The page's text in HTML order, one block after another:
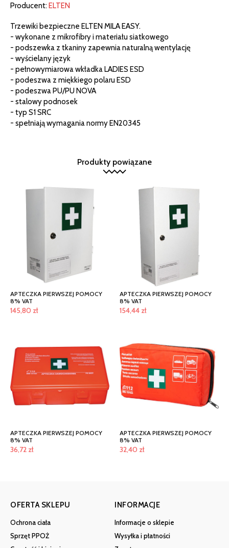
Producent:ELTEN
Trzewiki bezpieczne ELTEN MILA EASY.
- wykonane z mikrofibry i materiału siatkowego
- podszewka z tkaniny zapewnia naturalną wentylację
- wyścielany język
- pełnowymiarowa wkładka LADIES ESD
- podeszwa z miękkiego polaru ESD
- podeszwa PU/PU NOVA
- stalowy podnosek
- typ S1 SRC
- spełniają wymagania normy EN20345
Produkty powiązane
APTECZKA PIERWSZEJ POMOCY
8% VAT
145,80 zł
APTECZKA PIERWSZEJ POMOCY
8% VAT
154,44 zł
APTECZKA PIERWSZEJ POMOCY
8% VAT
36,72 zł
APTECZKA PIERWSZEJ POMOCY
8% VAT
32,40 zł
OFERTA SKLEPU
Ochrona ciała
Sprzęt PPOŻ
INFORMACJE
Informacje o sklepie
Wysyłka i płatności